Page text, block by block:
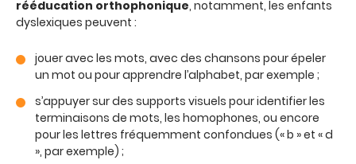
rééducation orthophonique, notamment, les enfants
dyslexiques peuvent :
jouer avec les mots, avec des chansons pour épeler
un mot ou pour apprendre l’alphabet, par exemple ;
s’appuyer sur des supports visuels pour identifier les
terminaisons de mots, les homophones, ou encore
pour les lettres fréquemment confondues (« b » et « d
», par exemple) ;